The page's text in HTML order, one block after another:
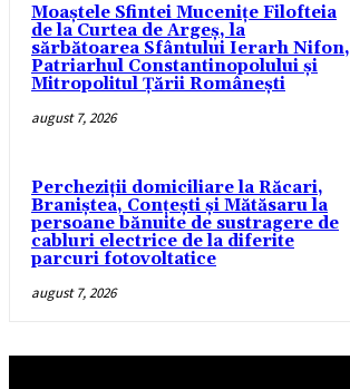
Moaștele Sfintei Mucenițe Filofteia
de la Curtea de Argeș, la
sărbătoarea Sfântului Ierarh Nifon,
Patriarhul Constantinopolului și
Mitropolitul Țării Românești
august 7, 2026
Percheziții domiciliare la Răcari,
Braniștea, Conțești și Mătăsaru la
persoane bănuite de sustragere de
cabluri electrice de la diferite
parcuri fotovoltatice
august 7, 2026